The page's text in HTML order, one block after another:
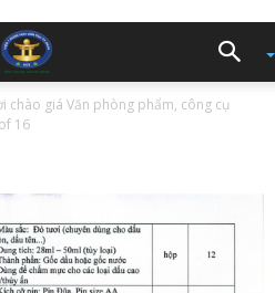
chào giá Văn phòng phẩm, công cụ
16